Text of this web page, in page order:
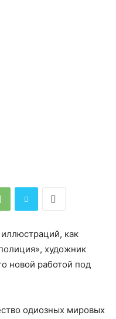
как
художник
новой работой под
одиозных мировых